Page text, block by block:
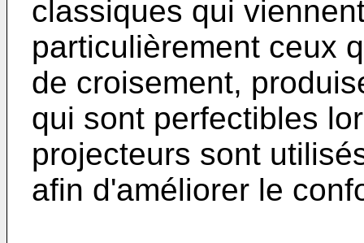
classiques qui
particulièrement ceux
de croisement,
qui sont perfectibles
projecteurs sont
afin d'améliorer le